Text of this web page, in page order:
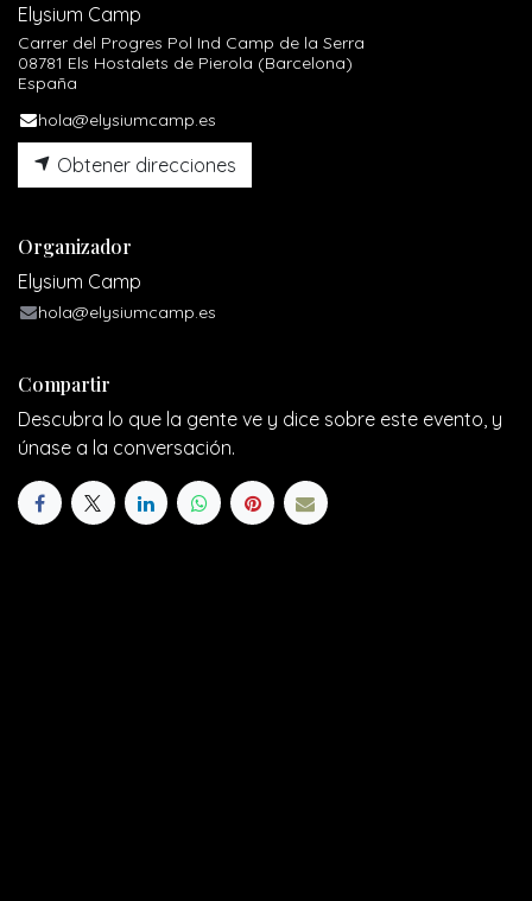
Elysium Camp
Carrer del Progres Pol Ind Camp de la Serra
08781 Els Hostalets de Pierola (Barcelona)
España
hola@elysiumcamp.es
Obtener direcciones
Organizador
Elysium Camp
hola@elysiumcamp.es
Compartir
Descubra lo que la gente ve y dice sobre este evento, y
únase a la conversación.